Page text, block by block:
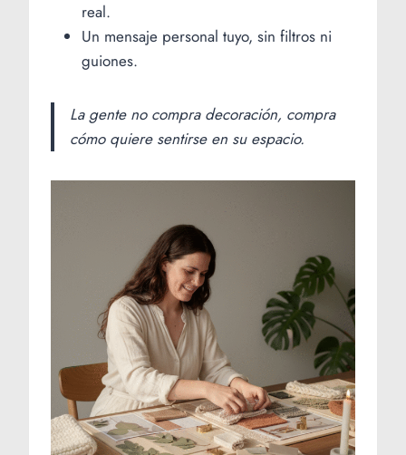
real.
Un mensaje personal tuyo, sin filtros ni
guiones.
La gente no compra decoración, compra
cómo quiere sentirse en su espacio.